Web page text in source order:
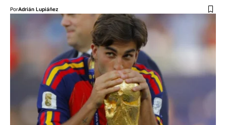
PorAdrián Lupiáñez